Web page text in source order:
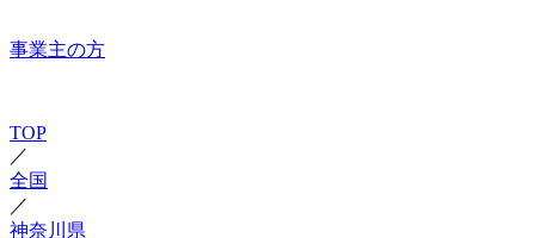
事業主の方
TOP
／
全国
／
神奈川県